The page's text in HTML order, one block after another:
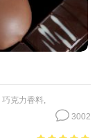
巧克力香料
3002